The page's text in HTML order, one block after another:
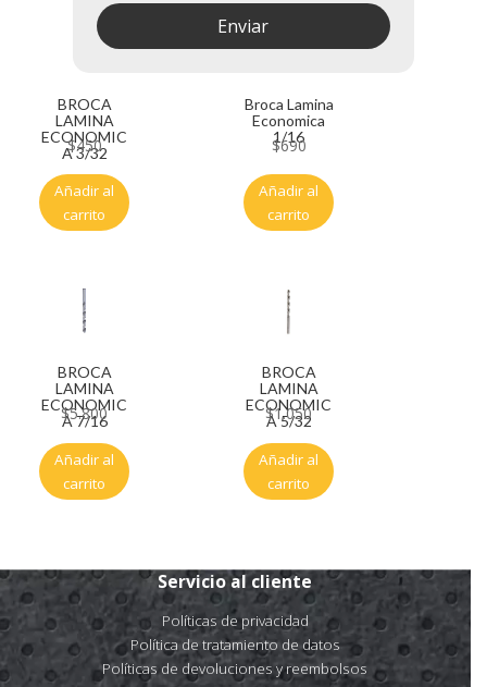
BROCA
LAMINA
ECONOMIC
A 3/32
$450
Añadir al
carrito
Broca Lamina
Economica
1/16
$690
Añadir al
carrito
BROCA
LAMINA
ECONOMIC
A 7/16
$5.800
Añadir al
carrito
BROCA
LAMINA
ECONOMIC
A 5/32
$1.050
Añadir al
carrito
Servicio al cliente
Políticas de privacidad
Política de tratamiento de datos
Políticas de devoluciones y reembolsos
Enviar